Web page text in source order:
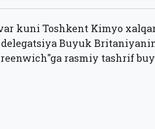
kuni Toshkent Kimyo
Buyuk
rasmiy tashrif